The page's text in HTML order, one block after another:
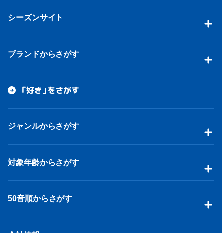
シーズンサイト
ブランドからさがす
「好き」をさがす
ジャンルからさがす
対象年齢からさがす
50音順からさがす